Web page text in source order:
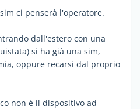
ci penserà l'operatore.
dall'estero con una
si ha già una sim,
oppure recarsi dal proprio
non è il dispositivo ad